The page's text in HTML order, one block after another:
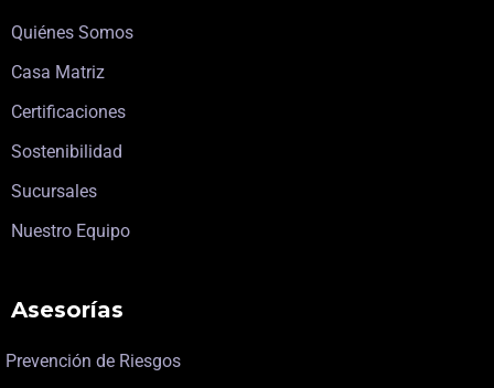
Quiénes Somos
Casa Matriz
Certificaciones
Sostenibilidad
Sucursales
Nuestro Equipo
Asesorías
Prevención de Riesgos